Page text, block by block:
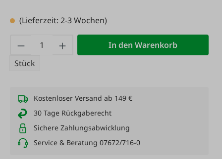
(Lieferzeit: 2-3 Wochen)
Produkt Anzahl: Gib den gewünschten
Stück
In den Warenkorb
Kostenloser Versand ab 149 €
30 Tage Rückgaberecht
Sichere Zahlungsabwicklung
Service & Beratung 07672/716-0